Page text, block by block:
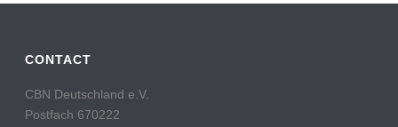
CONTACT
CBN Deutschland e.V.
Postfach 670222